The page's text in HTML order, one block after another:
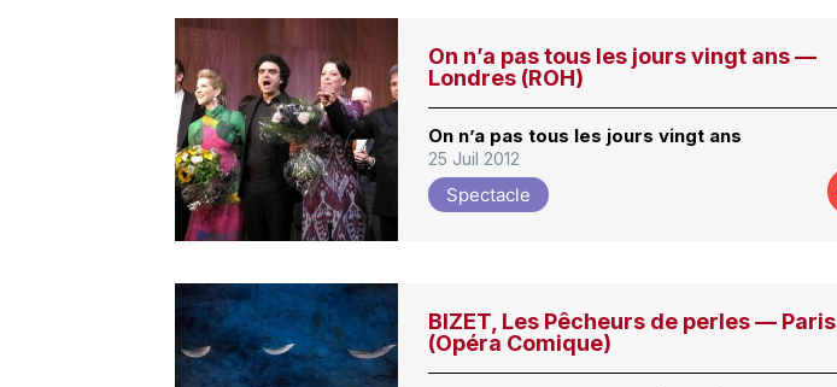
On n’a pas tous les jours vingt ans —
Londres (ROH)
On n’a pas tous les jours vingt ans
25 Juil 2012
Spectacle
BIZET, Les Pêcheurs de perles — Paris
(Opéra Comique)